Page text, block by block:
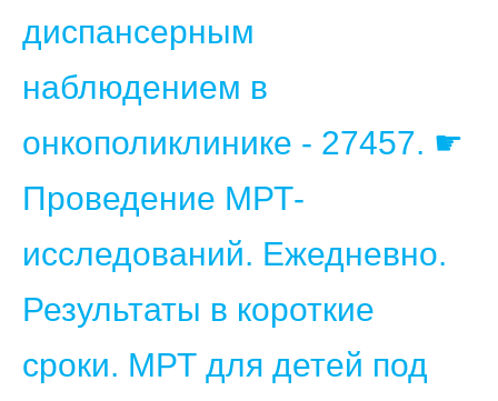
диспансерным
наблюдением в
онкополиклинике - 27457. ☛
Проведение МРТ-
исследований. Ежедневно.
Результаты в короткие
сроки. МРТ для детей под